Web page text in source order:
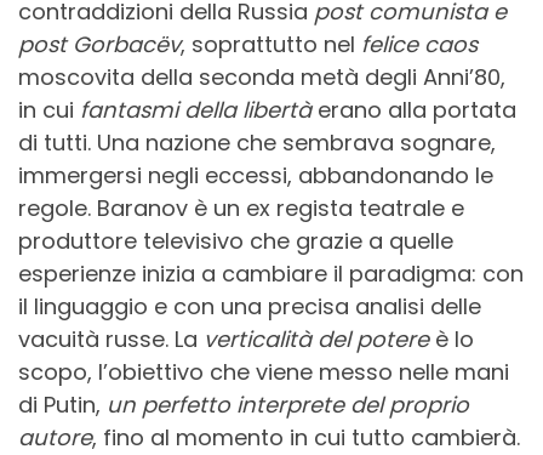
contraddizioni della Russia post comunista e
post Gorbacëv, soprattutto nel felice caos
moscovita della seconda metà degli Anni’80,
in cui fantasmi della libertàerano alla portata
di tutti. Una nazione che sembrava sognare,
immergersi negli eccessi, abbandonando le
regole. Baranov è un ex regista teatrale e
produttore televisivo che grazie a quelle
esperienze inizia a cambiare il paradigma: con
il linguaggio e con una precisa analisi delle
vacuità russe. La verticalità del potereè lo
scopo, l’obiettivo che viene messo nelle mani
di Putin, un perfetto interprete del proprio
autore, fino al momento in cui tutto cambierà.